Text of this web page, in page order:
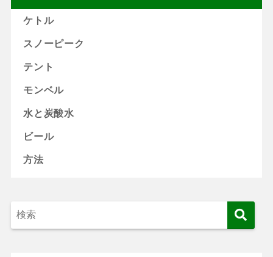
ケトル
スノーピーク
テント
モンベル
水と炭酸水
ビール
方法